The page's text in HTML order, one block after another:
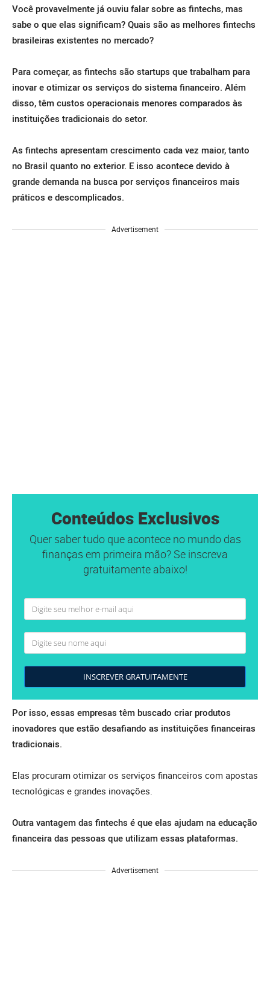
Você provavelmente já ouviu falar sobre as fintechs, mas
sabe o que elas significam? Quais são as melhores fintechs
brasileiras existentes no mercado?
Para começar, as fintechs são startups que trabalham para
inovar e otimizar os serviços do sistema financeiro. Além
disso, têm custos operacionais menores comparados às
instituições tradicionais do setor.
As fintechs apresentam crescimento cada vez maior, tanto
no Brasil quanto no exterior. E isso acontece devido à
grande demanda na busca por serviços financeiros mais
práticos e descomplicados.
Advertisement
Conteúdos Exclusivos
Quer saber tudo que acontece no mundo das
finanças em primeira mão? Se inscreva
gratuitamente abaixo!
INSCREVER GRATUITAMENTE
Por isso, essas empresas têm buscado criar produtos
inovadores que estão desafiando as instituições financeiras
tradicionais.
Elas procuram otimizar os serviços financeiros com apostas
tecnológicas e grandes inovações.
Outra vantagem das fintechs é que elas ajudam na educação
financeira das pessoas que utilizam essas plataformas.
Advertisement